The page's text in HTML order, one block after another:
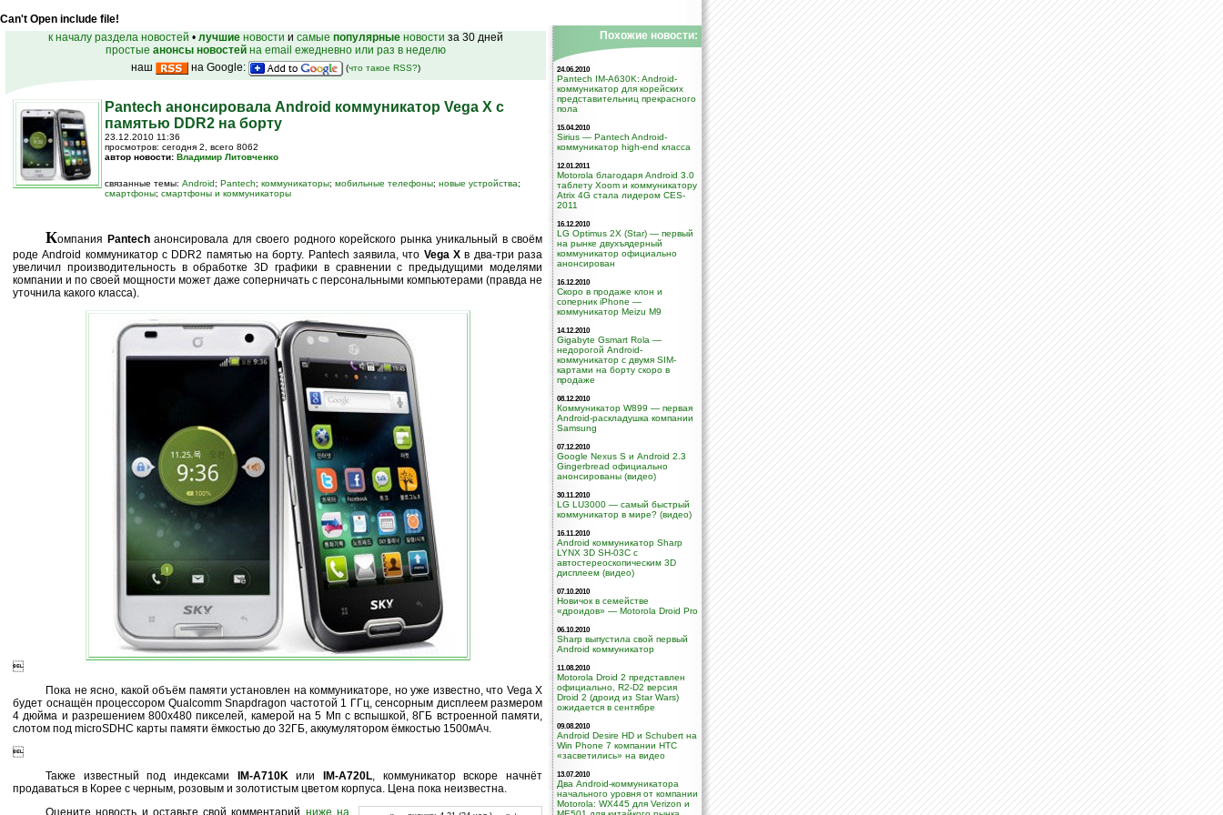
Can't Open include file!
к началу раздела новостей • лучшие новости и самые популярные новости за 30 дней
простые анонсы новостей на email ежедневно или раз в неделю
наш
на Google: (что такое RSS?)
Pantech анонсировала Android коммуникатор Vega X с
памятью DDR2 на борту
23.12.2010 11:36
просмотров: сегодня 2, всего 8062
автор новости: Владимир Литовченко
связанные темы: Android; Pantech; коммуникаторы; мобильные телефоны; новые устройства;
смартфоны; смартфоны и коммуникаторы
Компания Pantechанонсировала для своего родного корейского рынка уникальный в своём
роде Android коммуникатор с DDR2 памятью на борту. Pantech заявила, что Vega X в два-три раза
увеличил производительность в обработке 3D графики в сравнении с предыдущими моделями
компании и по своей мощности может даже соперничать с персональными компьютерами (правда не
уточнила какого класса).

Пока не ясно, какой объём памяти установлен на коммуникаторе, но уже известно, что Vega X
будет оснащён процессором Qualcomm Snapdragon частотой 1 ГГц, сенсорным дисплеем размером
4 дюйма и разрешением 800x480 пикселей, камерой на 5 Мп с вспышкой, 8ГБ встроенной памяти,
слотом под microSDHC карты памяти ёмкостью до 32ГБ, аккумулятором ёмкостью 1500мАч.

Также известный под индексами
IM-A710Kили IM-A720L, коммуникатор вскоре начнёт
продаваться в Корее с черным, розовым и золотистым цветом корпуса. Цена пока неизвестна.
Оцените новость и оставьте свой комментарий ниже на
Похожие новости:
24.06.2010
Pantech IM-A630K: Android-
коммуникатор для корейских
представительниц прекрасного
пола
15.04.2010
Sirius — Pantech Android-
коммуникатор high-end класса
12.01.2011
Motorola благодаря Android 3.0
таблету Xoom и коммуникатору
Atrix 4G стала лидером CES-
2011
16.12.2010
LG Optimus 2X (Star) — первый
на рынке двухъядерный
коммуникатор официально
анонсирован
16.12.2010
Скоро в продаже клон и
соперник iPhone —
коммуникатор Meizu M9
14.12.2010
Gigabyte Gsmart Rola —
недорогой Android-
коммуникатор с двумя SIM-
картами на борту скоро в
продаже
08.12.2010
Коммуникатор W899 — первая
Android-раскладушка компании
Samsung
07.12.2010
Google Nexus S и Android 2.3
Gingerbread официально
анонсированы (видео)
30.11.2010
LG LU3000 — самый быстрый
коммуникатор в мире? (видео)
16.11.2010
Android коммуникатор Sharp
LYNX 3D SH-03C с
автостереоскопическим 3D
дисплеем (видео)
07.10.2010
Новичок в семействе
«дроидов» — Motorola Droid Pro
06.10.2010
Sharp выпустила свой первый
Android коммуникатор
11.08.2010
Motorola Droid 2 представлен
официально, R2-D2 версия
Droid 2 (дроид из Star Wars)
ожидается в сентябре
09.08.2010
Android Desire HD и Schubert на
Win Phone 7 компании НТС
«засветились» на видео
13.07.2010
Два Android-коммуникатора
начального уровня от компании
Motorola: WX445 для Verizon и